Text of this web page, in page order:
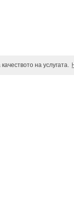
на услугата.